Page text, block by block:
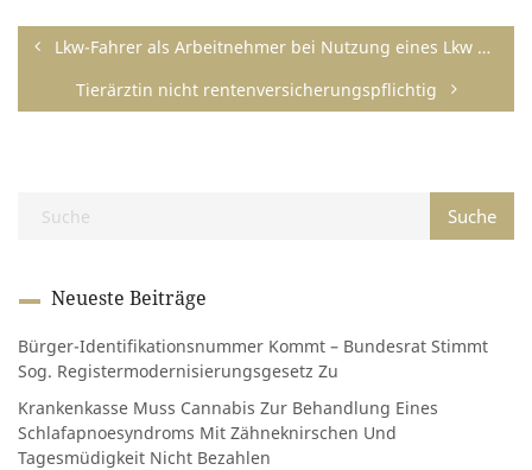
Lkw-Fahrer als Arbeitnehmer bei Nutzung eines Lkw des Auftraggebers
Tierärztin nicht rentenversicherungspflichtig
Neueste Beiträge
Bürger-Identifikationsnummer Kommt – Bundesrat Stimmt
Sog. Registermodernisierungsgesetz Zu
Krankenkasse Muss Cannabis Zur Behandlung Eines
Schlafapnoesyndroms Mit Zähneknirschen Und
Tagesmüdigkeit Nicht Bezahlen